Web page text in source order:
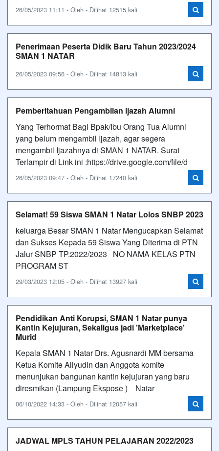
26/05/2023 11:11 - Oleh - Dilihat 12515 kali
Penerimaan Peserta Didik Baru Tahun 2023/2024
SMAN 1 NATAR
26/05/2023 09:56 - Oleh - Dilihat 14813 kali
Pemberitahuan Pengambilan Ijazah Alumni
Yang Terhormat Bagi Bpak/Ibu Orang Tua Alumni
yang belum mengambil Ijazah, agar segera
mengambil Ijazahnya di SMAN 1 NATAR. Surat
Terlampir di Link ini :https://drive.google.com/file/d
26/05/2023 09:47 - Oleh - Dilihat 17240 kali
Selamat! 59 Siswa SMAN 1 Natar Lolos SNBP 2023
keluarga Besar SMAN 1 Natar Mengucapkan Selamat
dan Sukses Kepada 59 Siswa Yang Diterima di PTN
Jalur SNBP TP.2022/2023 NO NAMA KELAS PTN
PROGRAM ST
29/03/2023 12:05 - Oleh - Dilihat 13927 kali
Pendidikan Anti Korupsi, SMAN 1 Natar punya
Kantin Kejujuran, Sekaligus jadi 'Marketplace'
Murid
Kepala SMAN 1 Natar Drs. Agusnardi MM bersama
Ketua Komite Aliyudin dan Anggota komite
menunjukan bangunan kantin kejujuran yang baru
diresmikan (Lampung Ekspose ) Natar
06/10/2022 14:33 - Oleh - Dilihat 12057 kali
JADWAL MPLS TAHUN PELAJARAN 2022/2023